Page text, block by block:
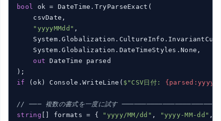
bool
ok = DateTime.TryParseExact(
    csvDate,
"yyyyMMdd" ,
    System.Globalization.DateTimeStyles.None,
out DateTime parsed
if
(ok) Console.WriteLine( $"CSV日付: {parsed:yyyy/
// ─── 複数の書式を一度に試す ───────────────────────
string [] formats = { "yyyy/MM/dd" , "yyyy-MM-dd" ,